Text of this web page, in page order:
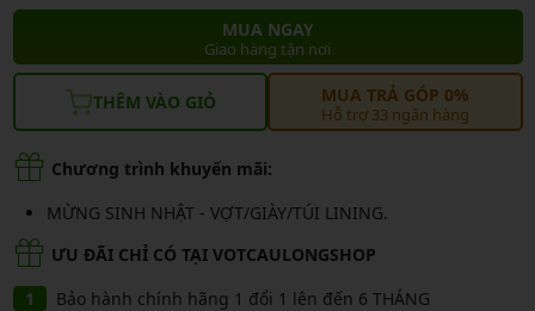
MUA NGAY
Giao hàng tận nơi
THÊM VÀO GIỎ MUA TRẢ GÓP 0%
Hỗ trợ 33 ngân hàng
Chương trình khuyến mãi:
MỪNG SINH NHẬT - VỢT/GIÀY/TÚI LINING.
ƯU ĐÃI CHỈ CÓ TẠI VOTCAULONGSHOP
Bảo hành chính hãng 1 đổi 1 lên đến 6 THÁNG